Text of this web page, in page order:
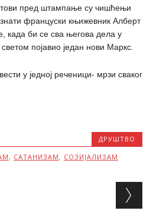
пред штампање су чишћењи
француски књижевник Алберт
када би се сва његова дела у
појавио један нови Маркс.
у једној реченици- мрзи сваког
ДРУШТВО
, САТАНИЗАМ , СОЗИЈАЛИЗАМ